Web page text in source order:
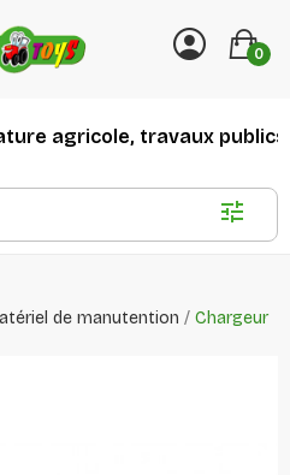
0
agricole, travaux publics
de manutention
Chargeur